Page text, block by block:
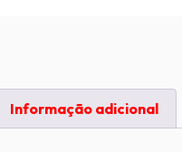
Informação adicional